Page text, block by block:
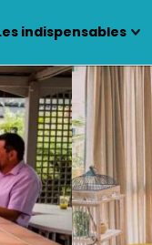
indispensables